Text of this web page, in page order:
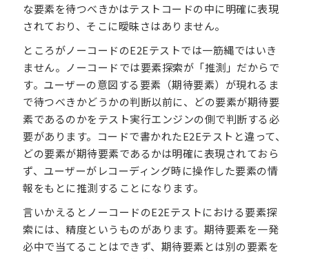
な要素を待つべきかはテストコードの中に明確に表現
されており、そこに曖昧さはありません。
ところがノーコードのE2Eテストでは一筋縄ではいき
ません。ノーコードでは要素探索が「推測」だからで
す。ユーザーの意図する要素（期待要素）が現れるま
で待つべきかどうかの判断以前に、どの要素が期待要
素であるのかをテスト実行エンジンの側で判断する必
要があります。コードで書かれたE2Eテストと違って、
どの要素が期待要素であるかは明確に表現されておら
ず、ユーザーがレコーディング時に操作した要素の情
報をもとに推測することになります。
言いかえるとノーコードのE2Eテストにおける要素探
索には、精度というものがあります。期待要素を一発
必中で当てることはできず、期待要素とは別の要素を